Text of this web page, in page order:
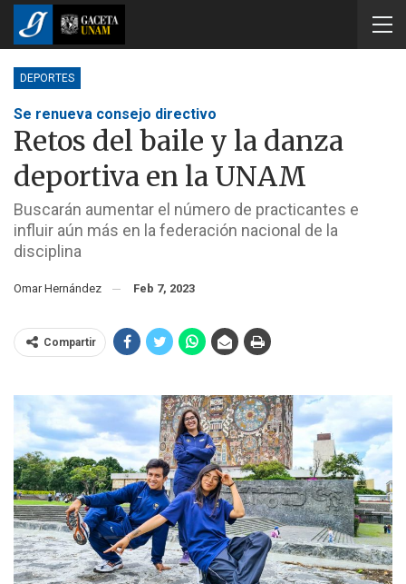
DEPORTES
Se renueva consejo directivo
Retos del baile y la danza
deportiva en la UNAM
Buscarán aumentar el número de practicantes e
influir aún más en la federación nacional de la
disciplina
Omar Hernández Feb 7, 2023
Compartir